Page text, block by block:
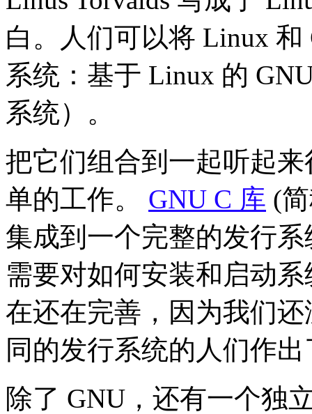
白。人们可以将 Linux
系统：基于 Linux 的
系统）。
把它们组合到一起听起
单的工作。 GNU C 库 (
集成到一个完整的发行
需要对如何安装和启动
在还在完善，因为我们
同的发行系统的人们作
除了 GNU，还有一个独